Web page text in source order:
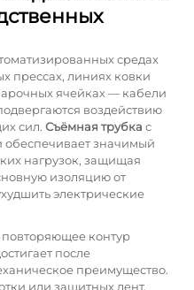
средах
прессах, линиях ковки
ячейках — кабели
воздействию
сил. Съёмная трубка с
обеспечивает значимый
нагрузок, защищая
изоляцию от
электрические
повторяющее контур
после
преимущество.
или защитных лент,